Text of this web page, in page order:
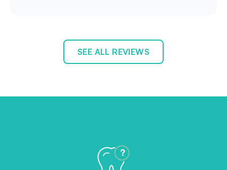
SEE ALL REVIEWS